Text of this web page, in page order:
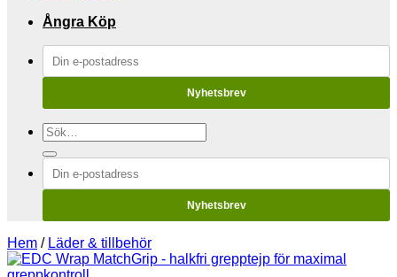
Ångra Köp
Nyhetsbrev
Sök
efter:
Nyhetsbrev
Hem / Läder & tillbehör